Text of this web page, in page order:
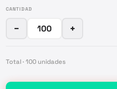
CANTIDAD
− +
Total · 100 unidades